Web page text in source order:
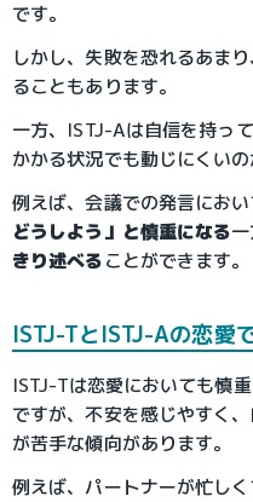
です。
しかし、失敗を恐れるあま
ることもあります。
一方、ISTJ-Aは自信を持っ
かかる状況でも動じにくいの
例えば、会議での発言におい
どうしよう」と慎重になる
きり述べることができます。
ISTJ-TとISTJ-Aの恋愛
ISTJ-Tは恋愛においても慎
ですが、不安を感じやすく
が苦手な傾向があります。
例えば、パートナーが忙し